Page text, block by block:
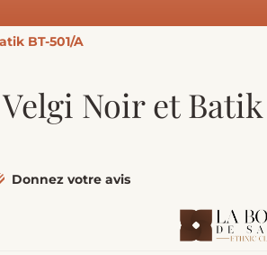
BT-501/A
Noir et Batik
Donnez votre avis